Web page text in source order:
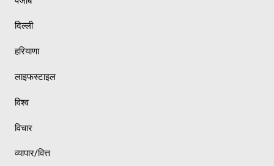
दिल्ली
हरियाणा
लाइफस्टाइल
विश्व
विचार
व्यापार/वित्त